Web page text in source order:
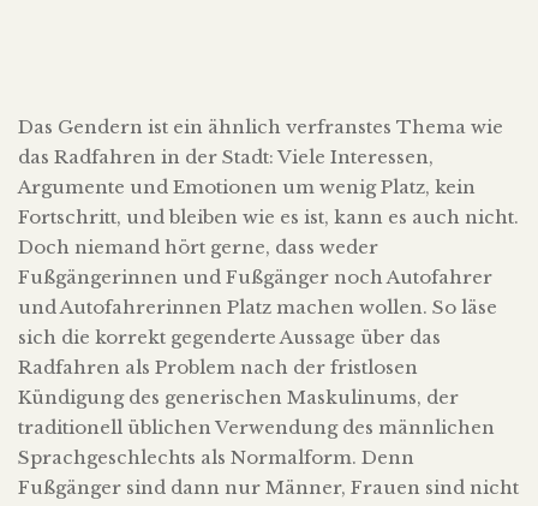
Das Gendern ist ein ähnlich verfranstes Thema wie
das Radfahren in der Stadt: Viele Interessen,
Argumente und Emotionen um wenig Platz, kein
Fortschritt, und bleiben wie es ist, kann es auch nicht.
Doch niemand hört gerne, dass weder
Fußgängerinnen und Fußgänger noch Autofahrer
und Autofahrerinnen Platz machen wollen. So läse
sich die korrekt gegenderte Aussage über das
Radfahren als Problem nach der fristlosen
Kündigung des generischen Maskulinums, der
traditionell üblichen Verwendung des männlichen
Sprachgeschlechts als Normalform. Denn
Fußgänger sind dann nur Männer, Frauen sind nicht